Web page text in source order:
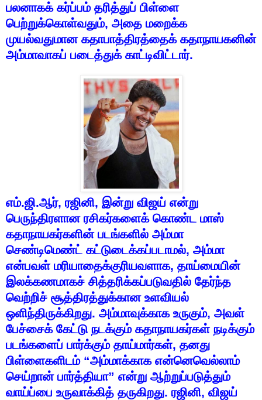
பலனாகக் கர்ப்பம் தரித்துப் பிள்ளை
பெற்றுக்கொள்வதும், அதை மறைக்க
முயல்வதுமான கதாபாத்திரத்தைக் கதாநாயகனின்
அம்மாவாகப் படைத்துக் காட்டிவிட்டார்.
எம்.ஜி.ஆர், ரஜினி, இன்று விஜய் என்று
பெருந்திரளான ரசிகர்களைக் கொண்ட மாஸ்
கதாநாயகர்களின் படங்களில் அம்மா
செண்டிமெண்ட் கட்டுடைக்கப்படாமல், அம்மா
என்பவள் மரியாதைக்குரியவளாக, தாய்மையின்
இலக்கணமாகச் சித்தரிக்கப்படுவதில் தேர்ந்த
வெற்றிச் சூத்திரத்துக்கான உளவியல்
ஒளிந்திருக்கிறது. அம்மாவுக்காக உருகும், அவள்
பேச்சைக் கேட்டு நடக்கும் கதாநாயகர்கள் நடிக்கும்
படங்களைப் பார்க்கும் தாய்மார்கள், தனது
பிள்ளைகளிடம்“அம்மாக்காக என்னெவெல்லாம்
செய்றான் பார்த்தியா” என்று ஆற்றுப்படுத்தும்
வாய்ப்பை உருவாக்கித் தருகிறது. ரஜினி, விஜய்